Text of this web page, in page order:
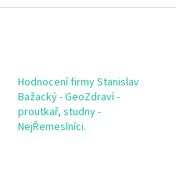
Hodnocení firmy Stanislav
Bažacký - GeoZdraví -
proutkař, studny -
NejŘemeslníci.